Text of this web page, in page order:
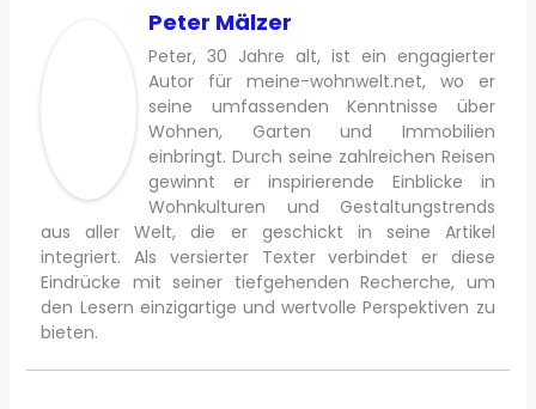
Peter Mälzer
Peter, 30 Jahre alt, ist ein engagierter
Autor für meine-wohnwelt.net, wo er
seine umfassenden Kenntnisse über
Wohnen, Garten und Immobilien
einbringt. Durch seine zahlreichen Reisen
gewinnt er inspirierende Einblicke in
Wohnkulturen und Gestaltungstrends
aus aller Welt, die er geschickt in seine Artikel
integriert. Als versierter Texter verbindet er diese
Eindrücke mit seiner tiefgehenden Recherche, um
den Lesern einzigartige und wertvolle Perspektiven zu
bieten.